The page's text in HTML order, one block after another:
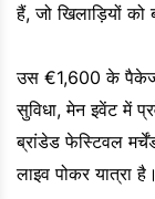
हैं, जो खिलाड़ियों
उस €1,600 के
सुविधा, मेन इवेंट में
ब्रांडेड फेस्टिवल
लाइव पोकर यात्रा है।